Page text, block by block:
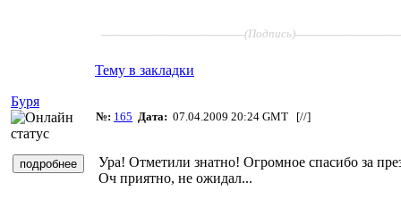
(Подпись)
Тему в закладки
Буря
№: 165 Дата: 07.04.2009 20:24 GMT [//]
Ура! Отметили знатно! Огромное спасибо за
Оч приятно, не ожидал...